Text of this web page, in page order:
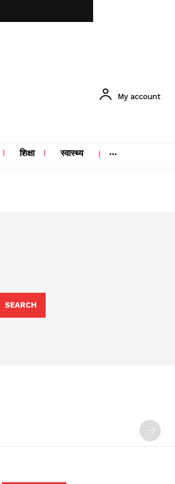
My account
शिक्षा स्वास्थ्य
SEARCH